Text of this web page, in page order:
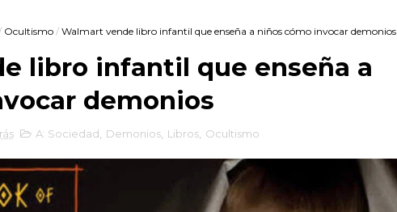
Ocultismo / Walmart vende libro infantil que enseña a niños cómo invocar demonios
libro infantil que enseña a
demonios
A: Sociedad Demonios, Libros, Ocultismo